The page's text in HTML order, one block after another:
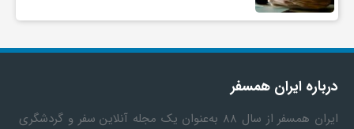
درباره ایران همسفر
ایران همسفر
از سال ۸۸ به‎‌عنوان یک مجله آنلاین سفر و گردشگری